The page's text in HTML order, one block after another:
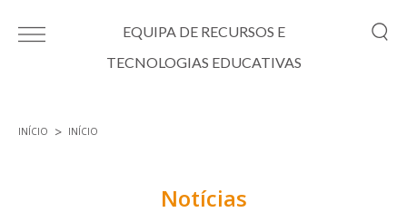
EQUIPA DE RECURSOS E
TECNOLOGIAS EDUCATIVAS
INÍCIO INÍCIO
Notícias